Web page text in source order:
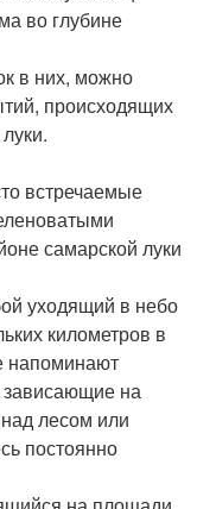
во глубине
в них, можно
происходящих
встречаемые
самарской луки
уходящий в небо
километров в
напоминают
на
лесом или
постоянно